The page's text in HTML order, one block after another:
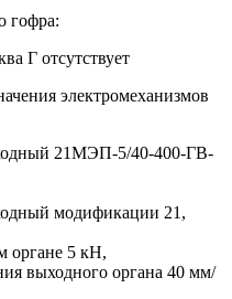
гофра:
Г отсутствует
электромеханизмов
21МЭП-5/40-400-ГВ-
модификации 21,
органе 5 кН,
выходного органа 40 мм/